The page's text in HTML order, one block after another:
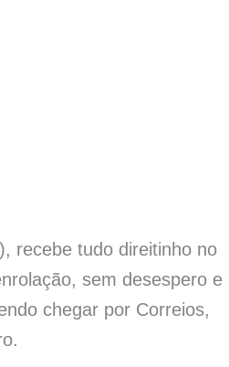
recebe tudo direitinho no
sem desespero e
chegar por Correios,